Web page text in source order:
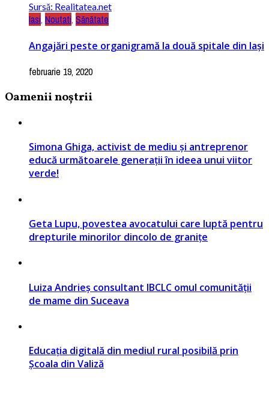
Sursă: Realitatea.net
Iasi, Noutati, Sănătate
Angajări peste organigramă la două spitale din Iași
februarie 19, 2020
Oamenii noștrii
Simona Ghiga, activist de mediu și antreprenor
educă următoarele generații în ideea unui viitor
verde!
Geta Lupu, povestea avocatului care luptă pentru
drepturile minorilor dincolo de granițe
Luiza Andrieș consultant IBCLC omul comunității
de mame din Suceava
Educația digitală din mediul rural posibilă prin
Școala din Valiză